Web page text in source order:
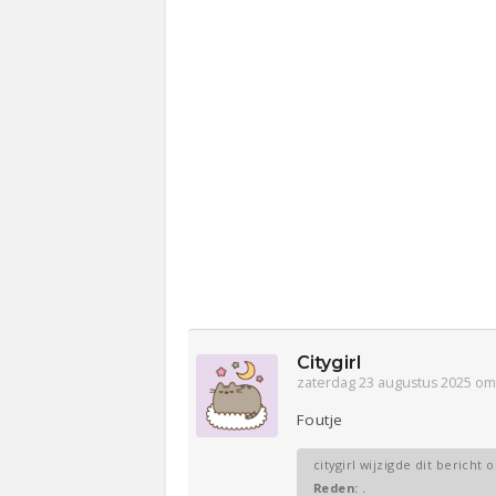
Citygirl
zaterdag 23 augustus 2025
Foutje
citygirl wijzigde dit bericht
Reden: .